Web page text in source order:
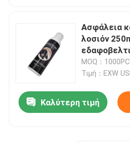
Αθλητική φροντίδαΑσφάλεια
λοσιόν
MOQ：
Τιμή：EXW
Καλύτερη τιμή